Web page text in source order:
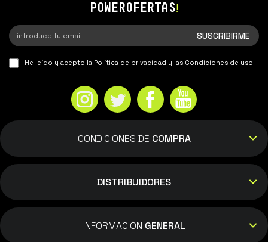
POWEROFERTAS!
He leído y acepto la Política de privacidad y las Condiciones de uso
CONDICIONES DE COMPRA
DISTRIBUIDORES
INFORMACIÓN GENERAL